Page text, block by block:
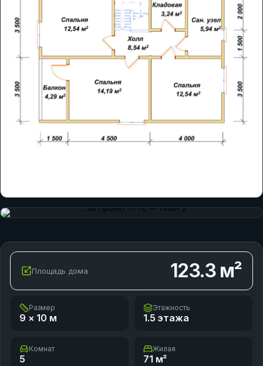
Площадь дома 123.3м²
Размер
9 × 10 м
Этажность
1.5 этажа
Комнат
5
Жилая
71 м²